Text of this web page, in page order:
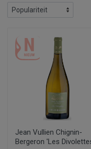
Jean Vullien Chignin-
Bergeron 'Les